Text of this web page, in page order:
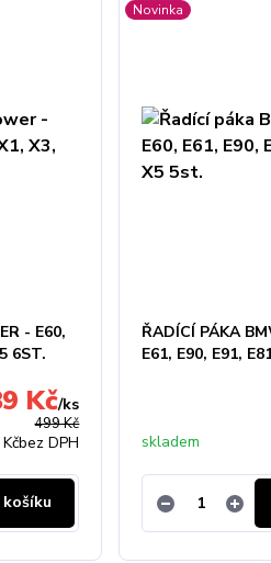
- E60,
6ST.
499 Kč
Kč/ks
bez DPH
Novinka
ŘADÍCÍ PÁKA
E61, E90, E91,
skladem